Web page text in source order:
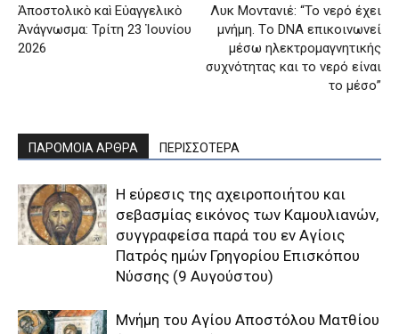
Ἀποστολικὸ καὶ Εὐαγγελικὸ
Ἀνάγνωσμα: Τρίτη 23 Ἰουνίου
2026
Λυκ Μοντανιέ: “Το νερό έχει
μνήμη. Tο DNA επικοινωνεί
μέσω ηλεκτρομαγνητικής
συχνότητας και το νερό είναι
το μέσο”
ΠΑΡΟΜΟΙΑ ΑΡΘΡΑ ΠΕΡΙΣΣΟΤΕΡΑ
H εύρεσις της αχειροποιήτου και
σεβασμίας εικόνος των Kαμουλιανών,
συγγραφείσα παρά του εν Aγίοις
Πατρός ημών Γρηγορίου Eπισκόπου
Nύσσης (9 Αυγούστου)
Μνήμη του Aγίου Aποστόλου Mατθίου